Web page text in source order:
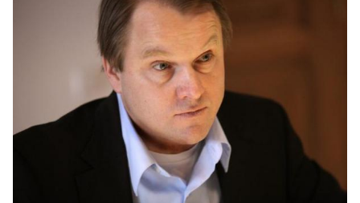
profimedia-
0213484418.jpg